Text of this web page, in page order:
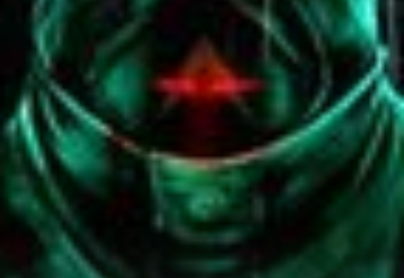
Adventure
Tu Tiên
Ngôn Tình
Slice Of Life
School Life
Manga
Supernatural
Xuyên Không